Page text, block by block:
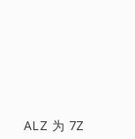
ALZ 为 7Z